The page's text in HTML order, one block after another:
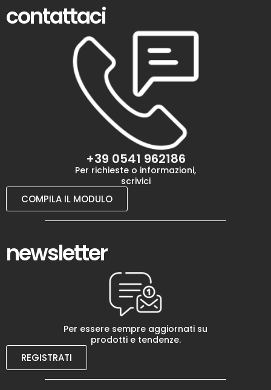
contattaci
+39 0541 962186
Per richieste o informazioni,
scrivici
COMPILA IL MODULO
newsletter
Per essere sempre aggiornati su
prodotti e tendenze.
REGISTRATI